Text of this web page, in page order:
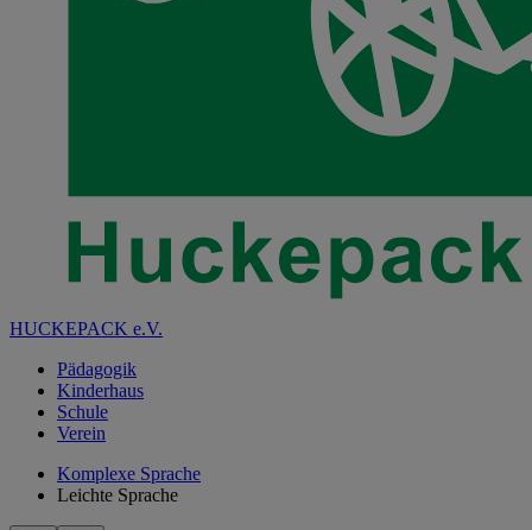
HUCKEPACK e.V.
Pädagogik
Kinderhaus
Schule
Verein
Komplexe Sprache
Leichte Sprache